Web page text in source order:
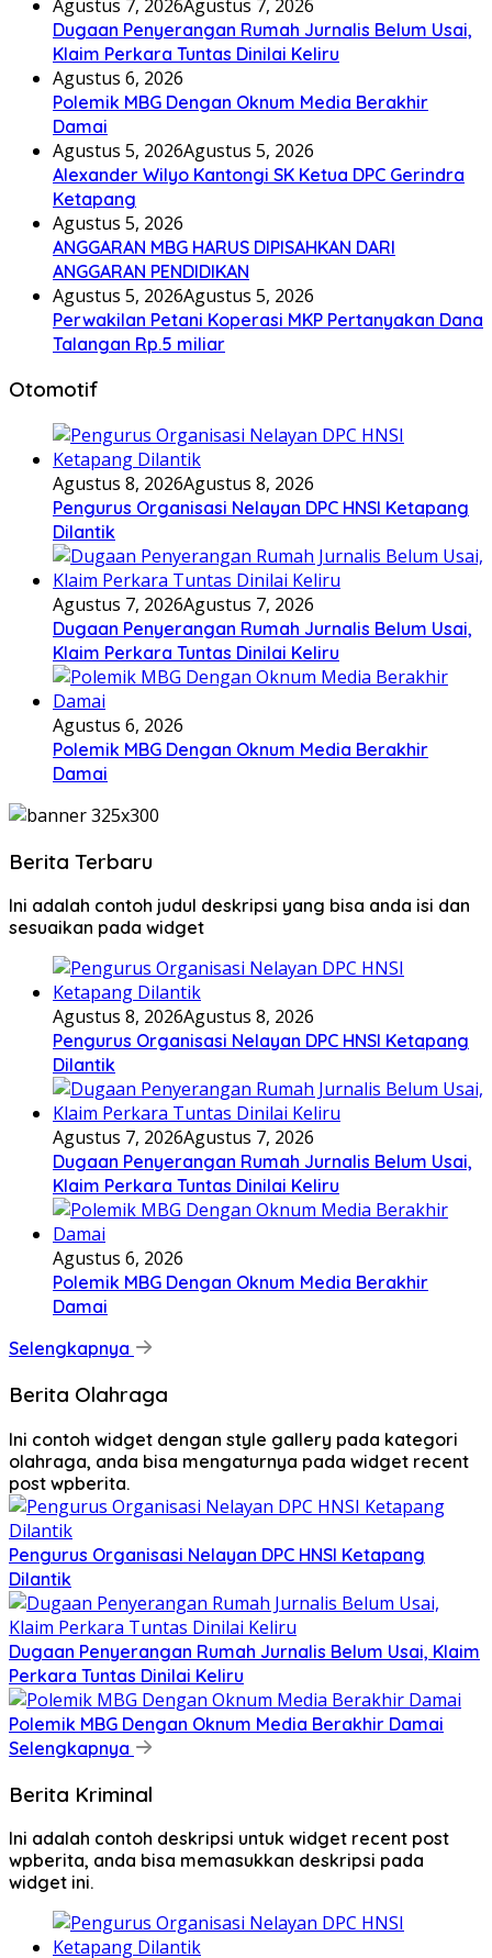
Agustus 7, 2026Agustus 7, 2026
Dugaan Penyerangan Rumah Jurnalis Belum Usai,
Klaim Perkara Tuntas Dinilai Keliru
Agustus 6, 2026
Polemik MBG Dengan Oknum Media Berakhir
Damai
Agustus 5, 2026Agustus 5, 2026
Alexander Wilyo Kantongi SK Ketua DPC Gerindra
Ketapang
Agustus 5, 2026
ANGGARAN MBG HARUS DIPISAHKAN DARI
ANGGARAN PENDIDIKAN
Agustus 5, 2026Agustus 5, 2026
Perwakilan Petani Koperasi MKP Pertanyakan Dana
Talangan Rp.5 miliar
Otomotif
Agustus 8, 2026Agustus 8, 2026
Pengurus Organisasi Nelayan DPC HNSI Ketapang
Dilantik
Agustus 7, 2026Agustus 7, 2026
Dugaan Penyerangan Rumah Jurnalis Belum Usai,
Klaim Perkara Tuntas Dinilai Keliru
Agustus 6, 2026
Polemik MBG Dengan Oknum Media Berakhir
Damai
Berita Terbaru
Ini adalah contoh judul deskripsi yang bisa anda isi dan
sesuaikan pada widget
Agustus 8, 2026Agustus 8, 2026
Pengurus Organisasi Nelayan DPC HNSI Ketapang
Dilantik
Agustus 7, 2026Agustus 7, 2026
Dugaan Penyerangan Rumah Jurnalis Belum Usai,
Klaim Perkara Tuntas Dinilai Keliru
Agustus 6, 2026
Polemik MBG Dengan Oknum Media Berakhir
Damai
Selengkapnya
Berita Olahraga
Ini contoh widget dengan style gallery pada kategori
olahraga, anda bisa mengaturnya pada widget recent
post wpberita.
Pengurus Organisasi Nelayan DPC HNSI Ketapang
Dilantik
Dugaan Penyerangan Rumah Jurnalis Belum Usai, Klaim
Perkara Tuntas Dinilai Keliru
Polemik MBG Dengan Oknum Media Berakhir Damai
Selengkapnya
Berita Kriminal
Ini adalah contoh deskripsi untuk widget recent post
wpberita, anda bisa memasukkan deskripsi pada
widget ini.